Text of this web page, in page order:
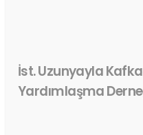
İst. Uzunyayla
Yardımlaşma